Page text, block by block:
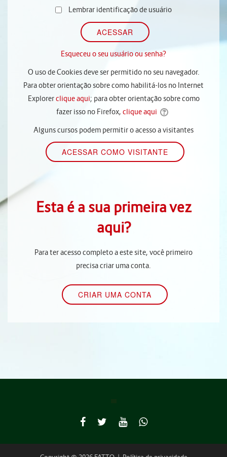
Lembrar identificação de usuário
Esqueceu o seu usuário ou senha?
O uso de Cookies deve ser permitido no seu navegador.
Para obter orientação sobre como habilitá-los no Internet
Explorerclique aqui; para obter orientação sobre como
fazer isso no Firefox, clique aqui
Alguns cursos podem permitir o acesso a visitantes
Esta é a sua primeira vez
aqui?
Para ter acesso completo a este site, você primeiro
precisa criar uma conta.